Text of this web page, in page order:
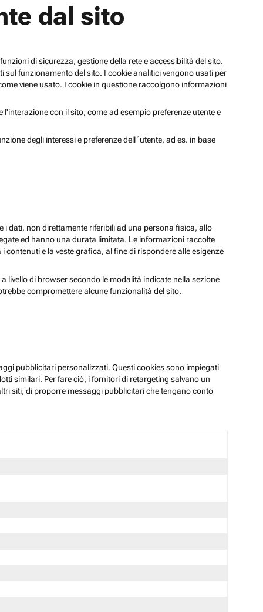
dal sito
di sicurezza, gestione della rete e accessibilità del sito.
funzionamento del sito. I cookie analitici vengono usati per
viene usato. I cookie in questione raccolgono informazioni
con il sito, come ad esempio preferenze utente e
degli interessi e preferenze dell´utente, ad es. in base
i dati, non direttamente riferibili ad una persona fisica, allo
ed hanno una durata limitata. Le informazioni raccolte
e la veste grafica, al fine di rispondere alle esigenze
livello di browser secondo le modalità indicate nella sezione
compromettere alcune funzionalità del sito.
pubblicitari personalizzati. Questi cookies sono impiegati
similari. Per fare ciò, i fornitori di retargeting salvano un
siti, di proporre messaggi pubblicitari che tengano conto